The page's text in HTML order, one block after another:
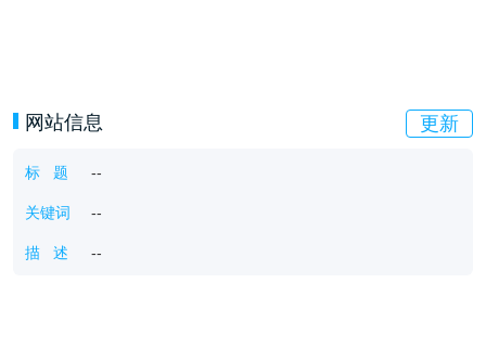
网站信息 更新
标 题 --
关键词 --
描 述 --